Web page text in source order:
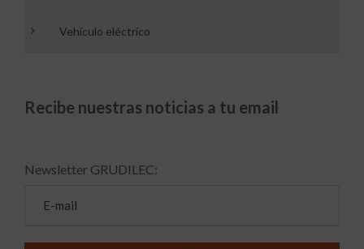
Vehículo eléctrico
Recibe nuestras noticias a tu email
Newsletter GRUDILEC: